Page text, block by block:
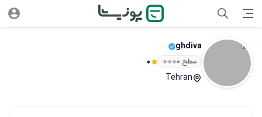
ghdiva
سطح ۰ 0
Tehran